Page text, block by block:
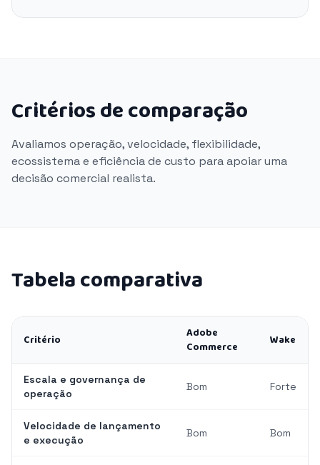
Critérios de comparação
Avaliamos operação, velocidade, flexibilidade,
ecossistema e eficiência de custo para apoiar uma
decisão comercial realista.
Tabela comparativa
Critério
Adobe
Commerce
Wake
Escala e governança de
operação
Bom Forte
Velocidade de lançamento
e execução
Bom Bom